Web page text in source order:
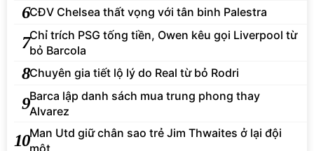
6CĐV Chelsea thất vọng với tân binh Palestra
7Chỉ trích PSG tống tiền, Owen kêu gọi Liverpool từ
bỏ Barcola
8Chuyên gia tiết lộ lý do Real từ bỏ Rodri
9Barca lập danh sách mua trung phong thay
Alvarez
10Man Utd giữ chân sao trẻ Jim Thwaites ở lại đội
một